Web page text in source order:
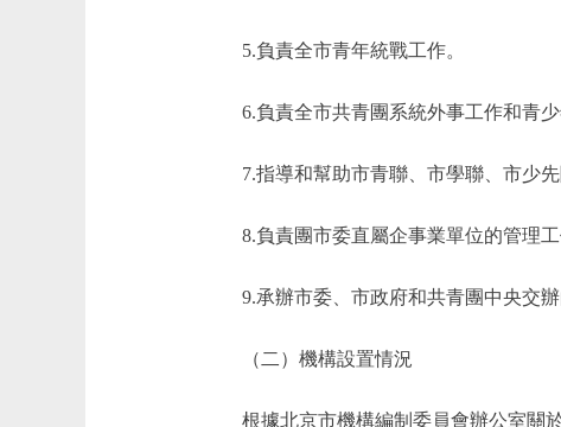
5.負責全市青年統戰工作。
6.負責全市共青團系統外事工作和青少
7.指導和幫助市青聯、市學聯、市少先
8.負責團市委直屬企事業單位的管理工
9.承辦市委、市政府和共青團中央交辦
（二）機構設置情況
根據北京市機構編制委員會辦公室關於